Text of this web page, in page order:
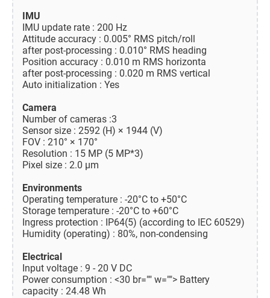
IMU
IMU update rate : 200 Hz
Attitude accuracy : 0.005° RMS pitch/roll
after post-processing : 0.010° RMS heading
Position accuracy : 0.010 m RMS horizonta
after post-processing : 0.020 m RMS vertical
Auto initialization : Yes
Camera
Number of cameras :3
Sensor size : 2592 (H) × 1944 (V)
FOV : 210° × 170°
Resolution : 15 MP (5 MP*3)
Pixel size : 2.0 µm
Environments
Operating temperature : -20°C to +50°C
Storage temperature : -20°C to +60°C
Ingress protection : IP64(5) (according to IEC 60529)
Humidity (operating) : 80%, non-condensing
Electrical
Input voltage : 9 - 20 V DC
Power consumption : <30 br="" w=""> Battery
capacity : 24.48 Wh